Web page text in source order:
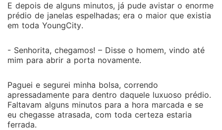
E depois de alguns minutos, já pude avistar o enorme
prédio de janelas espelhadas; era o maior que existia
em toda YoungCity.
- Senhorita, chegamos! – Disse o homem, vindo até
mim para abrir a porta novamente.
Paguei e segurei minha bolsa, correndo
apressadamente para dentro daquele luxuoso prédio.
Faltavam alguns minutos para a hora marcada e se
eu chegasse atrasada, com toda certeza estaria
ferrada.